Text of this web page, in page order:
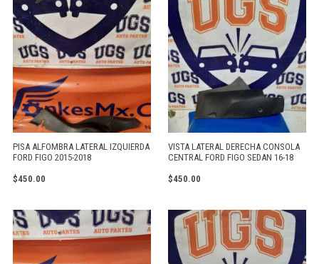
PISA ALFOMBRA LATERAL IZQUIERDA
FORD FIGO 2015-2018
$450.00
VISTA LATERAL DERECHA CONSOLA
CENTRAL FORD FIGO SEDAN 16-18
$450.00